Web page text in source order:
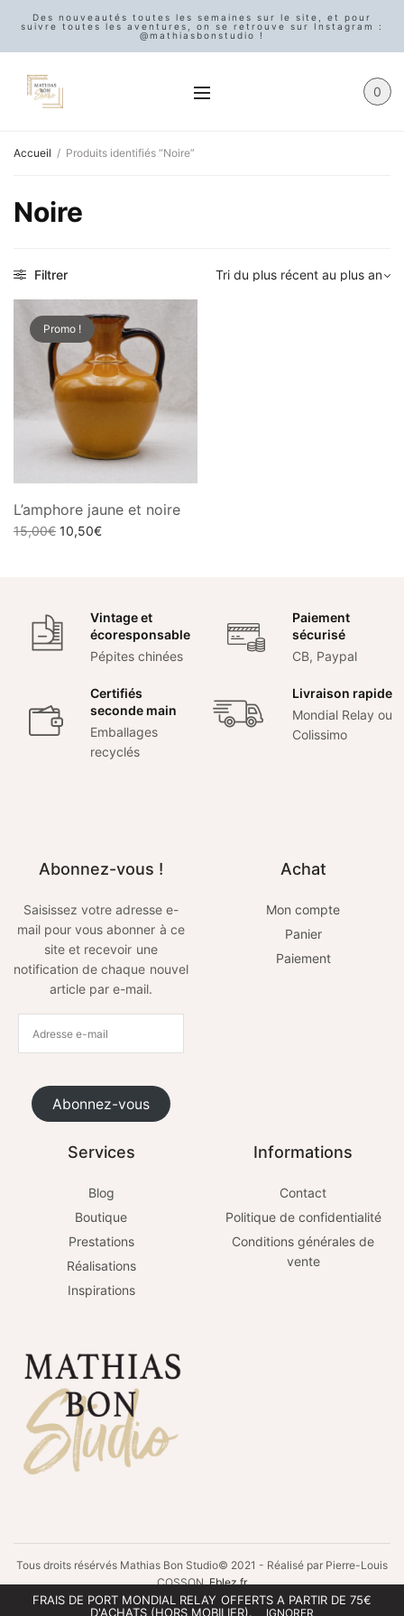
FRAIS DE PORT MONDIAL RELAY OFFERTS A PARTIR DE 75€
D'ACHATS (HORS MOBILIER).
IGNORER
Des nouveautés toutes les semaines sur le site, et pour
suivre toutes les aventures, on se retrouve sur Instagram :
@mathiasbonstudio !
0
Accueil / Produits identifiés “Noire”
Noire
Filtrer
Promo !
L’amphore jaune et noire
15,00€ Le prix
10,50€Le prix
Vintage et
écoresponsable
Pépites chinées
Paiement
sécurisé
CB, Paypal
Certifiés
seconde main
Emballages
recyclés
Livraison rapide
Mondial Relay ou
Colissimo
Abonnez-vous !
Saisissez votre adresse e-
mail pour vous abonner à ce
site et recevoir une
notification de chaque nouvel
article par e-mail.
Abonnez-vous
Achat
Mon compte
Panier
Paiement
Services
Blog
Boutique
Prestations
Réalisations
Inspirations
Informations
Contact
Politique de confidentialité
Conditions générales de
vente
Tous droits résérvés Mathias Bon Studio© 2021 - Réalisé par Pierre-Louis
COSSONEblez.fr